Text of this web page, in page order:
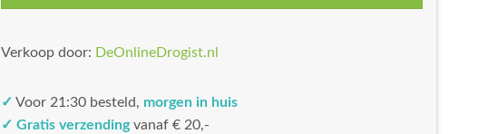
Verkoop door: DeOnlineDrogist.nl
✓ Voor 21:30 besteld, morgen in huis
✓ Gratis verzendingvanaf € 20,-